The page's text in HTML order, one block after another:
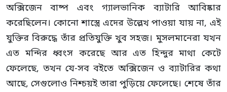
অক্সিজেন বাষ্প এবং গ্যালভানিক ব্যাটারি আবিষ্কার
করেছিলেন। কোনো শাস্ত্রে এদের উল্লেখ পাওয়া যায় না, এই
যুক্তির বিরুদ্ধে তাঁর প্রতিযুক্তি খুব সহজ। মুসলমানেরা যখন
এত মন্দির ধ্বংস করেছে আর এত হিন্দুর মাথা কেটে
ফেলেছে, তখন যে-সব বইতে অক্সিজেন ও ব্যাটারির কথা
আছে, সেগুলোও নিশ্চয়ই তারা পুড়িয়ে ফেলেছে। শেষে তাঁর